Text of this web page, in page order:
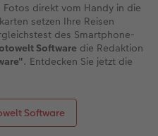
direkt vom Handy in die
setzen Ihre Reisen
des Smartphone-
Software die Redaktion
. Entdecken Sie jetzt die
Software